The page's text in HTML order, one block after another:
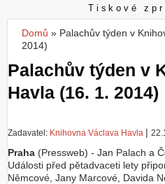
e
b
.
c
z
a
e
s
l
Tiskové
Jste zde
Domů » Palachův týden v
2014)
Palachův týden v
Havla (16. 1. 2014)
Zadavatel: Knihovna Václava Havla |
Praha (Pressweb) - Jan Palach a
Události před pětadvaceti lety
Němcové, Jany Marcové, Davida